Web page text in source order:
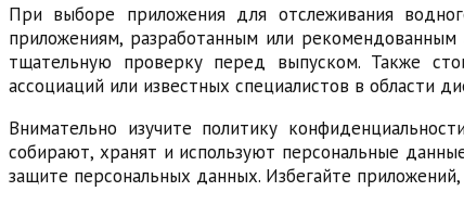
При выборе приложения для отслеживания
приложениям, разработанным или
тщательную проверку перед выпуском. Также
ассоциаций или известных специалистов в области
Внимательно изучите политику
собирают, хранят и используют персональные
защите персональных данных. Избегайте